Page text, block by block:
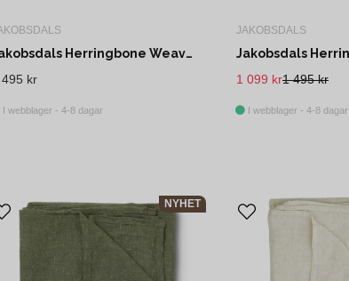
Jakobsdals Herringbone Weave Duk 150x250 cm Beige/Rost
495 kr
I webblager - 4-8 dagar
JAKOBSDALS
1 495 kr
1 099 kr
I webblager - 4-8 dagar
NYHET